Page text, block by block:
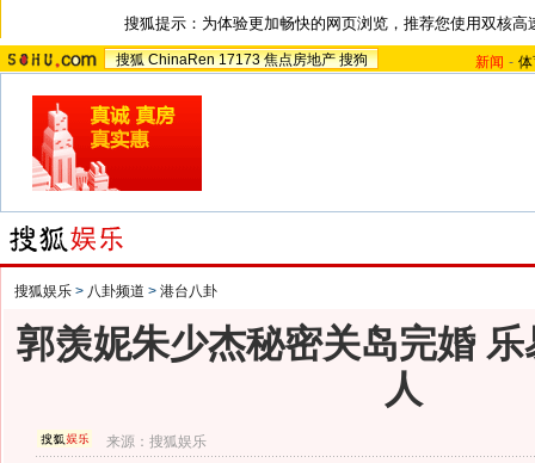
搜狐提示：为体验更加畅快的网页浏览，推荐您使用双核高
搜狐 ChinaRen 17173 焦点房地产 搜狗 新闻 -
搜狐娱乐 > 八卦频道 > 港台八卦
郭羡妮朱少杰秘密关岛完婚
人
来源：搜狐娱乐